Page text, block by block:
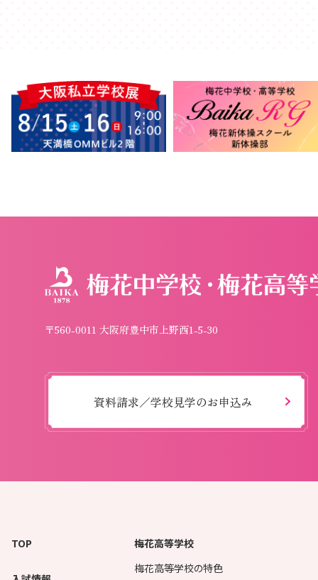
〒560-0011 大阪府豊中市上野西1-5-30
資料請求／学校見学のお申込み
TOP
梅花高等学校
梅花高等学校の特色